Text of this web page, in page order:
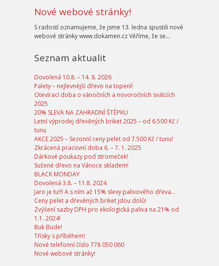
Nové webové stránky!
S radostí oznamujeme, že jsme 13. ledna spustili nové
webové stránky www.dokamen.cz Věříme, že se…
Seznam aktualit
Dovolená 10.8. – 14. 8. 2026
Palety – nejlevnější dřevo na topení!
Otevírací doba o vánočních a novoročních svátcích
2025
20% SLEVA NA ZAHRADNÍ ŠTĚPKU
Letní výprodej dřevěných briket 2025 – od 6.500 Kč /
tunu
AKCE 2025 – Sezonní ceny pelet od 7.500 Kč / tunu!
Zkrácená pracovní doba 6. – 7. 1. 2025
Dárkové poukazy pod stromeček!
Sušené dřevo na Vánoce skladem!
BLACK MONDAY
Dovolená 3.8. – 11.8. 2024
Jaro je tu!!! A s ním až 15% slevy palivového dřeva…
Ceny pelet a dřevěných briket jdou dolů!
Zvýšení sazby DPH pro ekologická paliva na 21% od
1.1. 2024!
Buk Bude!
Třísky s příběhem!
Nové telefonní číslo 778 050 060
Nové webové stránky!